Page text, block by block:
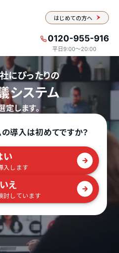
はじめての方へ
0120-955-916
平日9:00〜20:00
にぴったりの
システム
します。
導入は初めてですか？
い
入します
え
討しています